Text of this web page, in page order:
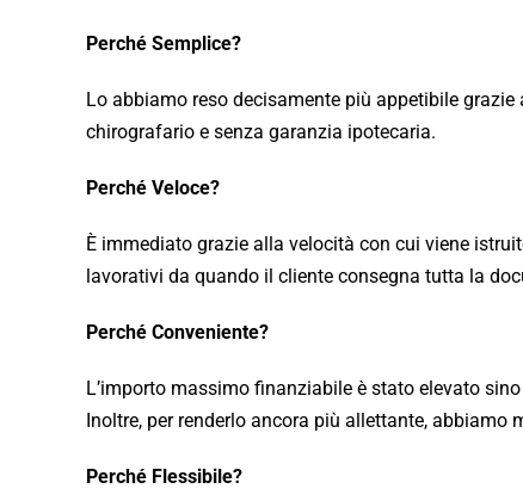
Perché Semplice?
Lo abbiamo reso decisamente più appetibile
chirografario e senza garanzia ipotecaria.
Perché Veloce?
È immediato grazie alla velocità con cui viene
lavorativi da quando il cliente consegna tutta la
Perché Conveniente?
L’importo massimo finanziabile è stato elevato
Inoltre, per renderlo ancora più allettante, abbiamo
Perché Flessibile?